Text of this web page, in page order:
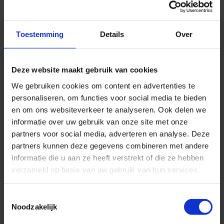
Toestemming Details Over
Deze website maakt gebruik van cookies
We gebruiken cookies om content en advertenties te
personaliseren, om functies voor social media te bieden
en om ons websiteverkeer te analyseren. Ook delen we
informatie over uw gebruik van onze site met onze
partners voor social media, adverteren en analyse. Deze
partners kunnen deze gegevens combineren met andere
informatie die u aan ze heeft verstrekt of die ze hebben
verzameld op basis van uw gebruik van hun services.
Noodzakelijk
Up & Down
M Pro Thin
lederHeren
Adidas
M Aditech 24
22,90 €
Heren
Hirzl
Trust Control